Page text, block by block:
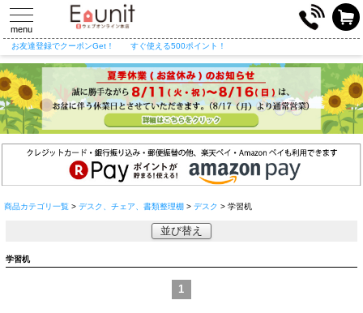
toggle
navigation
menu
お友達登録でクーポンGet！ すぐ使える500ポイント！
商品カテゴリ一覧 > デスク、チェア、書類整理棚 > デスク > 学習机
並び替え
学習机
1